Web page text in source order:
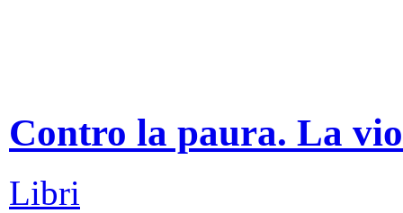
Contro la paura. La
Libri